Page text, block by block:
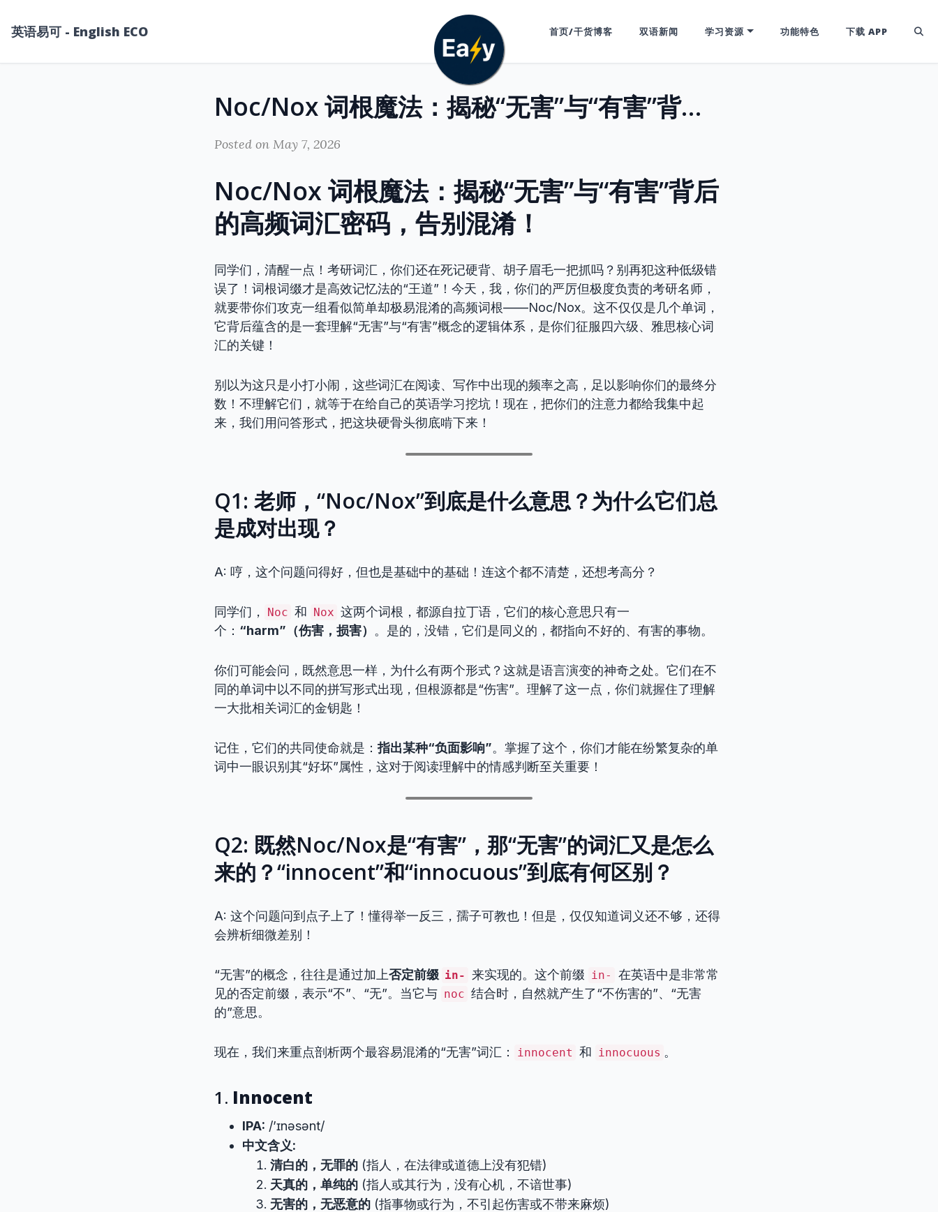
英语易可 - English ECO 首页/干货博客 双语新闻 学习资源 功能特色 下载 APP
Noc/Nox 词根魔法：揭秘“无害”与“有害”背后的高频词汇密码，告别混淆！
Posted on May 7, 2026
Noc/Nox 词根魔法：揭秘“无害”与“有害”背后
的高频词汇密码，告别混淆！
同学们，清醒一点！考研词汇，你们还在死记硬背、胡子眉毛一把抓吗？别再犯这种低级错
误了！词根词缀才是高效记忆法的“王道”！今天，我，你们的严厉但极度负责的考研名师，
就要带你们攻克一组看似简单却极易混淆的高频词根——Noc/Nox。这不仅仅是几个单词，
它背后蕴含的是一套理解“无害”与“有害”概念的逻辑体系，是你们征服四六级、雅思核心词
汇的关键！
别以为这只是小打小闹，这些词汇在阅读、写作中出现的频率之高，足以影响你们的最终分
数！不理解它们，就等于在给自己的英语学习挖坑！现在，把你们的注意力都给我集中起
来，我们用问答形式，把这块硬骨头彻底啃下来！
Q1: 老师，“Noc/Nox”到底是什么意思？为什么它们总
是成对出现？
A: 哼，这个问题问得好，但也是基础中的基础！连这个都不清楚，还想考高分？
同学们， Noc 和 Nox 这两个词根，都源自拉丁语，它们的核心意思只有一
个： “harm”（伤害，损害） 。是的，没错，它们是同义的，都指向不好的、有害的事物。
你们可能会问，既然意思一样，为什么有两个形式？这就是语言演变的神奇之处。它们在不
同的单词中以不同的拼写形式出现，但根源都是“伤害”。理解了这一点，你们就握住了理解
一大批相关词汇的金钥匙！
记住，它们的共同使命就是：指出某种“负面影响”。掌握了这个，你们才能在纷繁复杂的单
词中一眼识别其“好坏”属性，这对于阅读理解中的情感判断至关重要！
Q2: 既然Noc/Nox是“有害”，那“无害”的词汇又是怎么
来的？“innocent”和“innocuous”到底有何区别？
A: 这个问题问到点子上了！懂得举一反三，孺子可教也！但是，仅仅知道词义还不够，还得
会辨析细微差别！
“无害”的概念，往往是通过加上否定前缀 in- 来实现的。这个前缀 in-
在英语中是非常常
见的否定前缀，表示“不”、“无”。当它与 noc 结合时，自然就产生了“不伤害的”、“无害
的”意思。
现在，我们来重点剖析两个最容易混淆的“无害”词汇： innocent 和 innocuous 。
1. Innocent
IPA: /’ɪnəsənt/
中文含义:
清白的，无罪的 (指人，在法律或道德上没有犯错)
天真的，单纯的 (指人或其行为，没有心机，不谙世事)
无害的，无恶意的 (指事物或行为，不引起伤害或不带来麻烦)